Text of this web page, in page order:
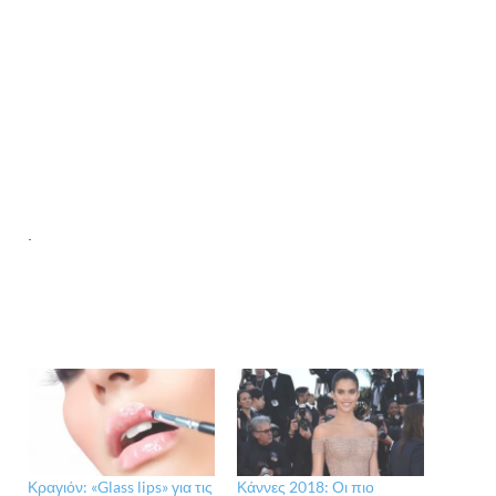
Κραγιόν: «Glass lips» για τις
Κάννες 2018: Οι πιο